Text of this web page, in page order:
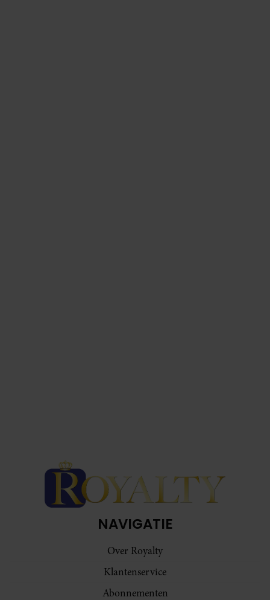
NAVIGATIE
Over Royalty
Klantenservice
Abonnementen